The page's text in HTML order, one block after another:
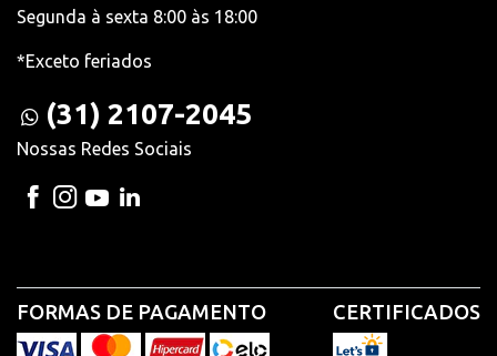
Segunda à sexta 8:00 às 18:00
*Exceto feriados
(31) 2107-2045
Nossas Redes Sociais
FORMAS DE PAGAMENTO CERTIFICADOS